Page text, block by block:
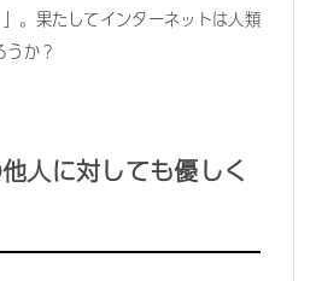
果たしてインターネットは人類
か？
人に対しても優しく